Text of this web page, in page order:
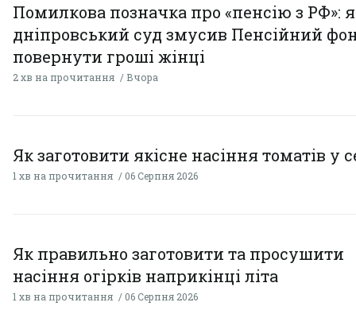
Помилкова позначка про «пенсію з РФ»:
дніпровський суд змусив Пенсійний
повернути гроші жінці
2 хв на прочитання Вчора
Як заготовити якісне насіння томатів у
1 хв на прочитання 06 Серпня 2026
Як правильно заготовити та просушити
насіння огірків наприкінці літа
1 хв на прочитання 06 Серпня 2026